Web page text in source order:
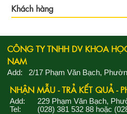
Khách hàng
CÔNG TY TNHH DV KHOA
NAM
Add: 2/17 Phạm Văn Bạch,
NHẬN MẪU - TRẢ KẾT QUẢ -
Add: 229 Phạm Văn Bạch,
Tel: (028) 381 532 88 hoặc